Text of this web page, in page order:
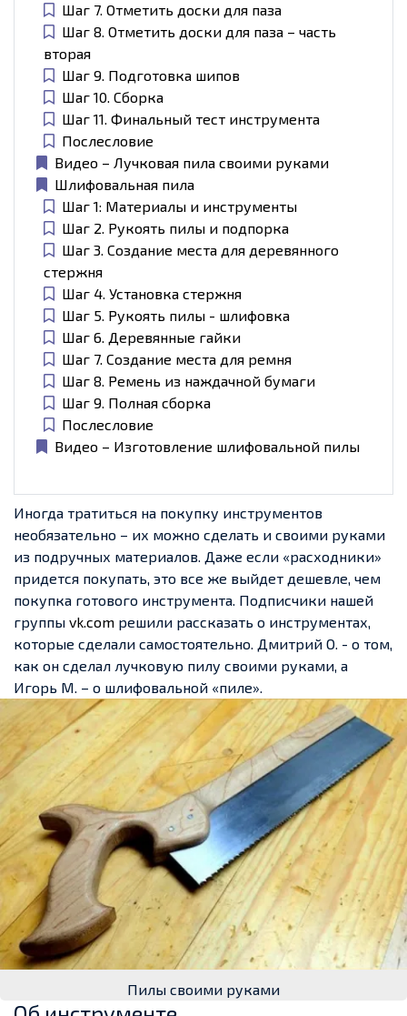
Шаг 7. Отметить доски для паза
Шаг 8. Отметить доски для паза – часть
вторая
Шаг 9. Подготовка шипов
Шаг 10. Сборка
Шаг 11. Финальный тест инструмента
Послесловие
Видео – Лучковая пила своими руками
Шлифовальная пила
Шаг 1: Материалы и инструменты
Шаг 2. Рукоять пилы и подпорка
Шаг 3. Создание места для деревянного
стержня
Шаг 4. Установка стержня
Шаг 5. Рукоять пилы - шлифовка
Шаг 6. Деревянные гайки
Шаг 7. Создание места для ремня
Шаг 8. Ремень из наждачной бумаги
Шаг 9. Полная сборка
Послесловие
Видео – Изготовление шлифовальной пилы
Иногда тратиться на покупку инструментов
необязательно – их можно сделать и своими руками
из подручных материалов. Даже если «расходники»
придется покупать, это все же выйдет дешевле, чем
покупка готового инструмента. Подписчики нашей
группы vk.com решили рассказать о инструментах,
которые сделали самостоятельно. Дмитрий О. - о том,
как он сделал лучковую пилу своими руками, а
Игорь М. – о шлифовальной «пиле».
Пилы своими руками